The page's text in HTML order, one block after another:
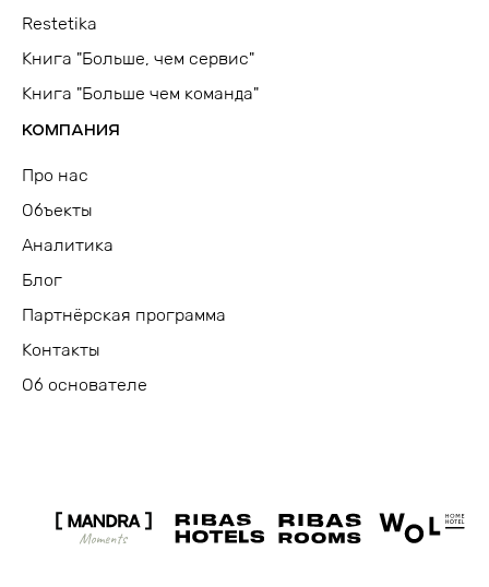
Restetika
Книга "Больше, чем сервис"
Книга "Больше чем команда"
КОМПАНИЯ
Про нас
Объекты
Аналитика
Блог
Партнёрская программа
Контакты
Об основателе